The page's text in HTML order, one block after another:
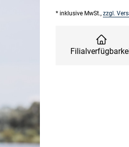
* inklusive MwSt., zzgl.